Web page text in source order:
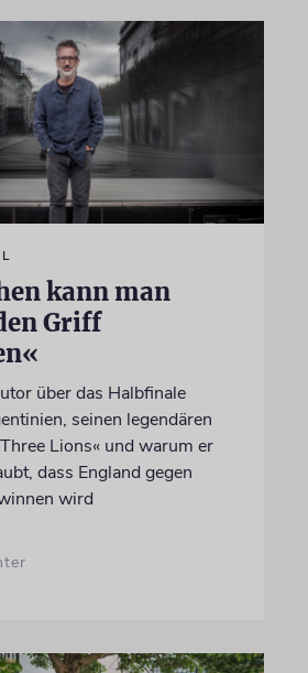
kann man
Griff
über das Halbfinale
seinen legendären
Lions« und warum er
dass England gegen
wird